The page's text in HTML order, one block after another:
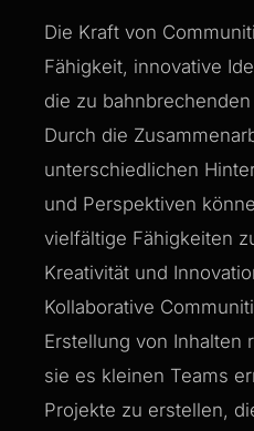
Die Kraft von
Fähigkeit, innovative
die zu
Durch die
unterschiedlichen
und Perspektiven
vielfältige Fähigkeiten
Kreativität und
Kollaborative
Erstellung von Inhalten
sie es kleinen Teams
Projekte zu erstellen,